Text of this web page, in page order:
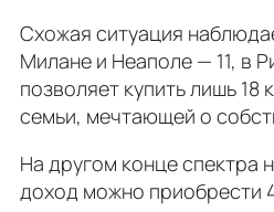
Схожая ситуация
Милане и Неаполе — 11, в
позволяет купить лишь
семьи, мечтающей о
На другом конце спектра
доход можно приобрести